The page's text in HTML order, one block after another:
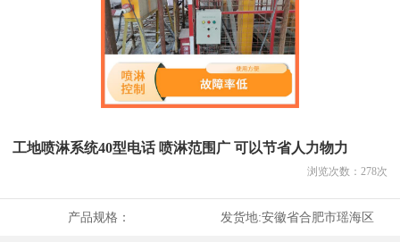
工地喷淋系统40型电话 喷淋范围广 可以节省人力物力
浏览次数： 278次
产品规格： 发货地:安徽省合肥市瑶海区